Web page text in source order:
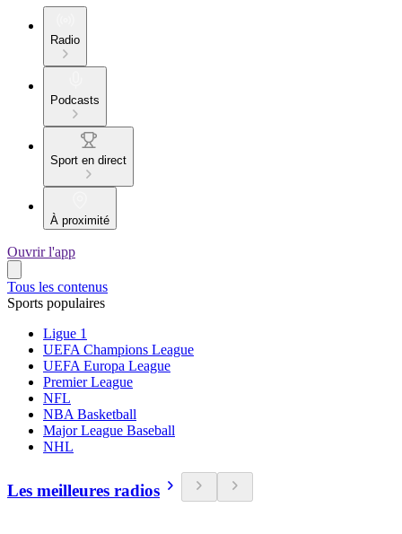
Radio
Podcasts
Sport en direct
À proximité
Ouvrir l'app
Tous les contenus
Sports populaires
Ligue 1
UEFA Champions League
UEFA Europa League
Premier League
NFL
NBA Basketball
Major League Baseball
NHL
Les meilleures radios